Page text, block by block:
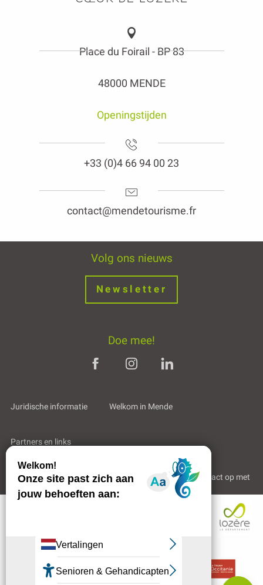
Contacteren
per e-mail
Place du Foirail - BP 83
48000 MENDE
Openingstijden
+33 (0)4 66 94 00 23
contact@mendetourisme.fr
Volg ons nieuws
Newsletter
Doe mee!
Juridische informatie Welkom in Mende
Partners en links
Professioneel gebied Wie zijn wij? Neem contact op met